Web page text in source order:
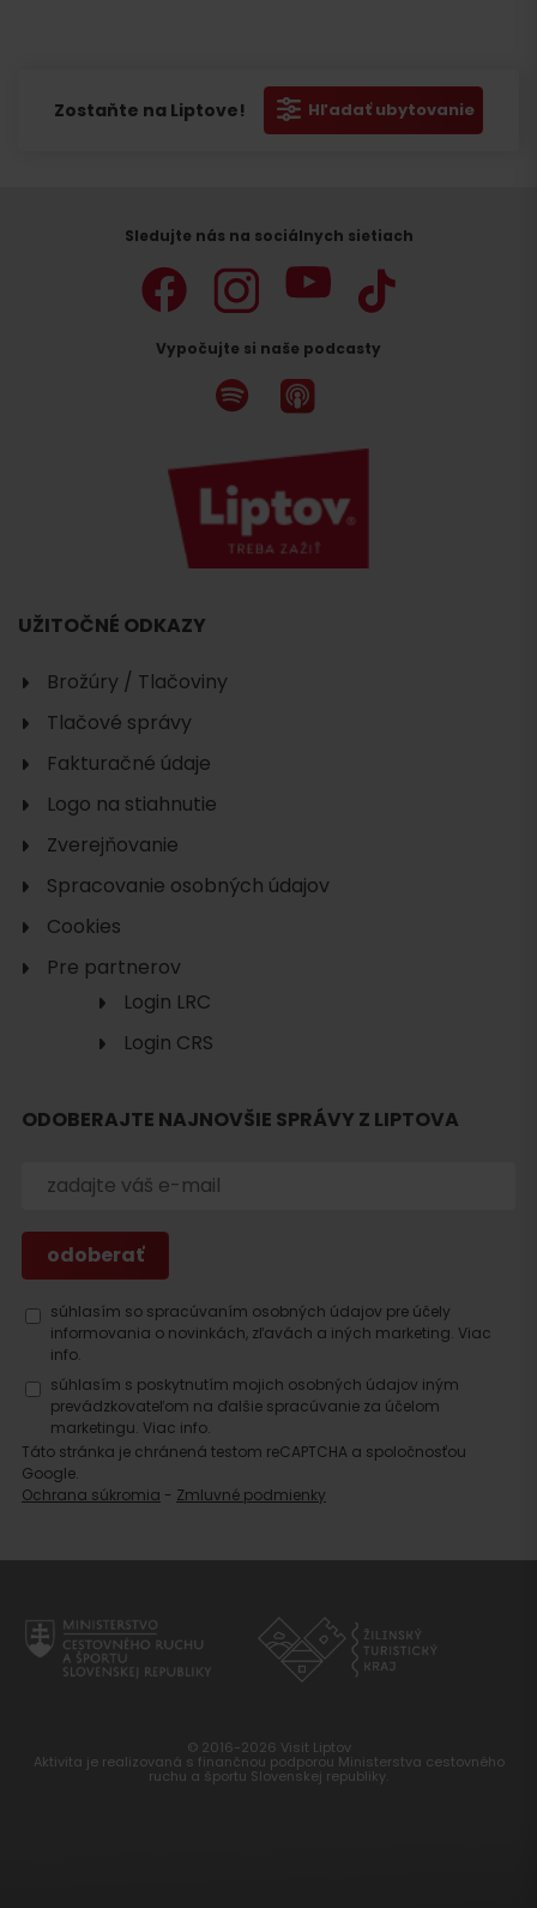
Zostaňte na Liptove! Hľadať ubytovanie
Sledujte nás na sociálnych sietiach
Vypočujte si naše podcasty
UŽITOČNÉ ODKAZY
Brožúry / Tlačoviny
Tlačové správy
Fakturačné údaje
Logo na stiahnutie
Zverejňovanie
Spracovanie osobných údajov
Cookies
Pre partnerov
Login LRC
Login CRS
ODOBERAJTE NAJNOVŠIE SPRÁVY Z LIPTOVA
súhlasím so spracúvaním osobných údajov pre účely
informovania o novinkách, zľavách a iných marketing. Viac
info.
súhlasím s poskytnutím mojich osobných údajov iným
prevádzkovateľom na ďalšie spracúvanie za účelom
marketingu. Viac info.
Táto stránka je chránená testom reCAPTCHA a spoločnosťou
Google.
Ochrana súkromia - Zmluvné podmienky
© 2016-2026 Visit Liptov
Aktivita je realizovaná s finančnou podporou Ministerstva cestovného
ruchu a športu Slovenskej republiky.